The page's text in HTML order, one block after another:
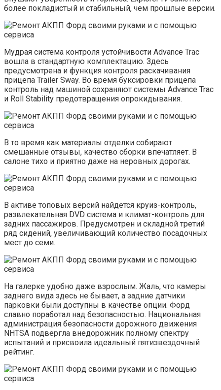
более покладистый и стабильный, чем прошлые версии.
Мудрая система контроля устойчивости Advance Trac
вошла в стандартную комплектацию. Здесь
предусмотрена и функция контроля раскачивания
прицепа Trailer Sway. Во время буксировки прицепа
контроль над машиной сохраняют системы Advance Trac
и Roll Stability предотвращения опрокидывания.
В то время как материалы отделки собирают
смешанные отзывы, качество сборки впечатляет. В
салоне тихо и приятно даже на неровных дорогах.
В активе топовых версий найдется круиз-контроль,
развлекательная DVD система и климат-контроль для
задних пассажиров. Предусмотрен и складной третий
ряд сидений, увеличивающий количество посадочных
мест до семи.
На галерке удобно даже взрослым. Жаль, что камеры
заднего вида здесь не бывает, а задние датчики
парковки были доступны в качестве опции. Форд
славно поработал над безопасностью. Национальная
администрация безопасности дорожного движения
NHTSA подвергла внедорожник полному спектру
испытаний и присвоила идеальный пятизвездочный
рейтинг.